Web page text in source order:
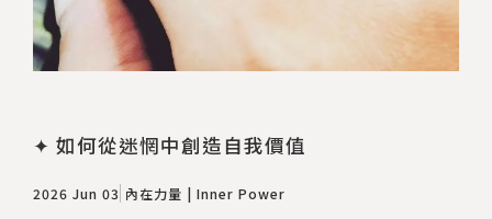
✦ 如何從迷惘中創造自我價值
2026 Jun 03 內在力量 | Inner Power